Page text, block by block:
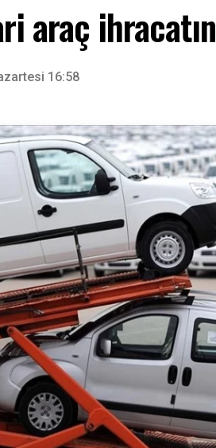
araç
16:58